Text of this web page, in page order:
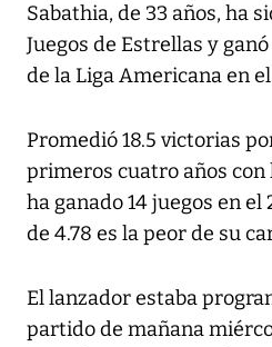
Sabathia, de 33 años, ha
Juegos de Estrellas y
de la Liga Americana en
Promedió 18.5 victorias
primeros cuatro años con
ha ganado 14 juegos en el
de 4.78 es la peor de su
El lanzador estaba
partido de mañana